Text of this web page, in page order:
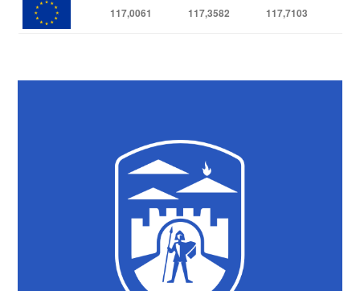
117,0061 117,3582 117,7103